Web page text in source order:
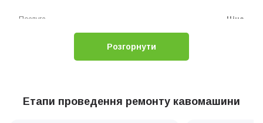
Послуга Ціна
Заміна модуля управління (плати) кавомашини
Заміна електричної проводки 0 грн
Розгорнути
Етапи проведення ремонту кавомашини